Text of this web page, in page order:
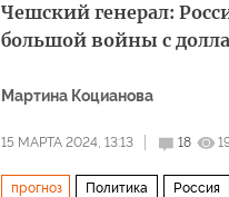
Чешский генерал:
большой войны с
Мартина Коцианова
15 МАРТА 2024, 13:13 18
прогноз Политика Россия